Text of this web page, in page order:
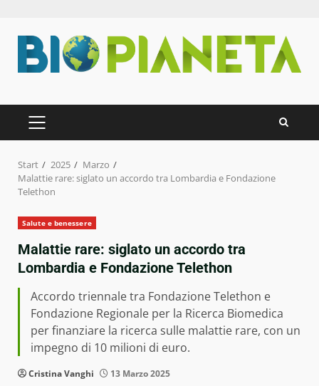
Inhalt
springen
PRIMÄRES
MENÜ
Start 2025
Marzo
Malattie rare: siglato un accordo tra Lombardia e Fondazione
Telethon
Salute e benessere
Malattie rare: siglato un accordo tra
Lombardia e Fondazione Telethon
Accordo triennale tra Fondazione Telethon e
Fondazione Regionale per la Ricerca Biomedica
per finanziare la ricerca sulle malattie rare, con un
impegno di 10 milioni di euro.
Cristina Vanghi 13 Marzo 2025